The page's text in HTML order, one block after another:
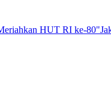
HUT RI ke-80